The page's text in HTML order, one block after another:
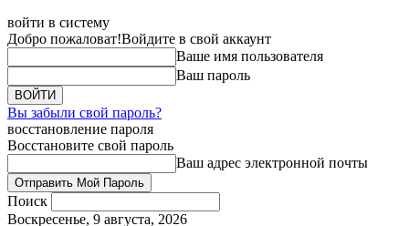
войти в систему
Добро пожаловат!Войдите в свой аккаунт
Ваше имя пользователя
Ваш пароль
Вы забыли свой пароль?
восстановление пароля
Восстановите свой пароль
Ваш адрес электронной почты
Поиск
Воскресенье, 9 августа, 2026